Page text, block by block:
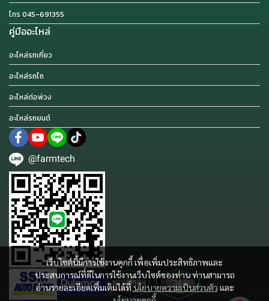
เว็บไซต์นี้มีการใช้งานคุกกี้ เพื่อเพิ่มประสิทธิภาพและ
ประสบการณ์ที่ดีในการใช้งานเว็บไซต์ของท่าน ท่านสามารถ
อ่านรายละเอียดเพิ่มเติมได้ที่นโยบายความเป็นส่วนตัว และ
โทร 045-691355
คู่มืออะไหล่
อะไหล่รถเกี่ยว
อะไหล่รถไถ
อะไหล่ต่อพ่วง
อะไหล่รถยนต์
@farmtech